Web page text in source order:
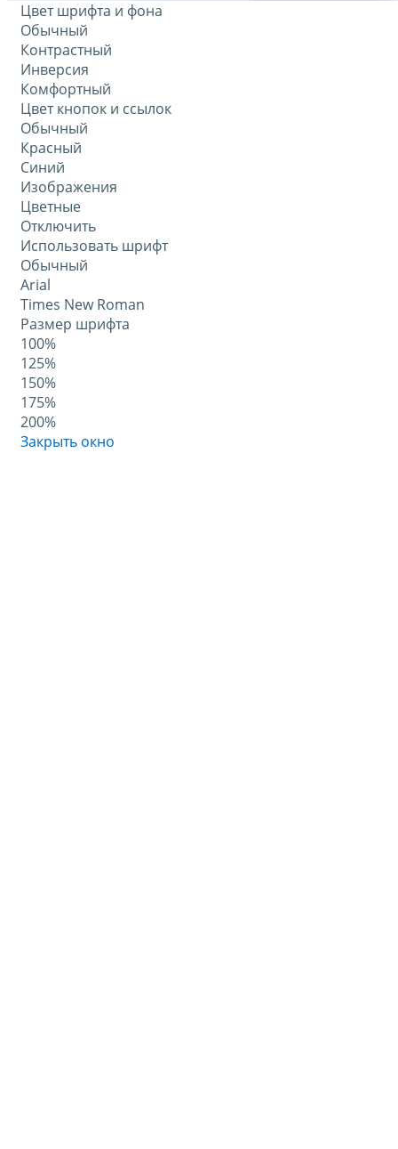
Цвет шрифта и фона
Обычный
Контрастный
Инверсия
Комфортный
Цвет кнопок и ссылок
Обычный
Красный
Синий
Изображения
Цветные
Отключить
Использовать шрифт
Обычный
Arial
Times New Roman
Размер шрифта
100%
125%
150%
175%
200%
Закрыть окно